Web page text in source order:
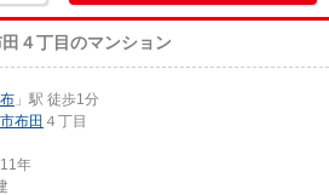
４丁目のマンション
」駅 徒歩1分
布田 ４丁目
年